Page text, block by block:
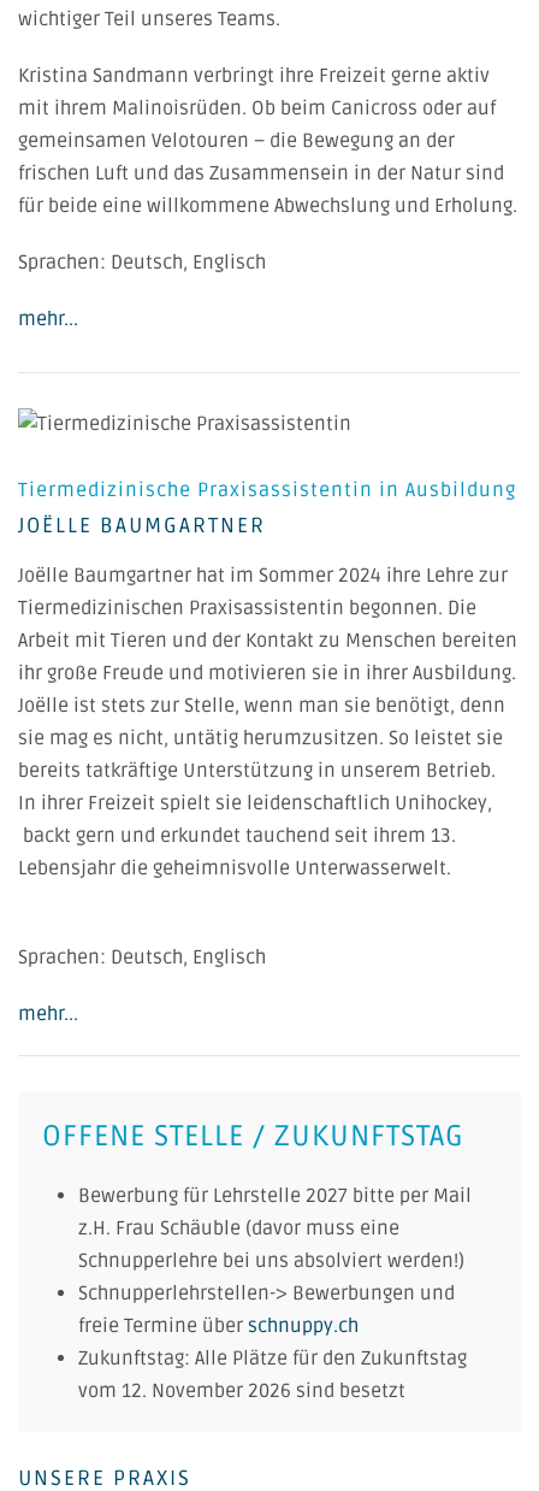
wichtiger Teil unseres Teams.
Kristina Sandmann verbringt ihre Freizeit gerne aktiv
mit ihrem Malinoisrüden. Ob beim Canicross oder auf
gemeinsamen Velotouren – die Bewegung an der
frischen Luft und das Zusammensein in der Natur sind
für beide eine willkommene Abwechslung und Erholung.
Sprachen: Deutsch, Englisch
mehr...
Tiermedizinische Praxisassistentin in Ausbildung
JOËLLE BAUMGARTNER
Joëlle Baumgartner hat im Sommer 2024 ihre Lehre zur
Tiermedizinischen Praxisassistentin begonnen. Die
Arbeit mit Tieren und der Kontakt zu Menschen bereiten
ihr große Freude und motivieren sie in ihrer Ausbildung.
Joëlle ist stets zur Stelle, wenn man sie benötigt, denn
sie mag es nicht, untätig herumzusitzen. So leistet sie
bereits tatkräftige Unterstützung in unserem Betrieb.
In ihrer Freizeit spielt sie leidenschaftlich Unihockey,
backt gern und erkundet tauchend seit ihrem 13.
Lebensjahr die geheimnisvolle Unterwasserwelt.
Sprachen: Deutsch, Englisch
mehr...
OFFENE STELLE / ZUKUNFTSTAG
Bewerbung für Lehrstelle 2027 bitte per Mail
z.H. Frau Schäuble (davor muss eine
Schnupperlehre bei uns absolviert werden!)
Schnupperlehrstellen-> Bewerbungen und
freie Termine über schnuppy.ch
Zukunftstag: Alle Plätze für den Zukunftstag
vom 12. November 2026 sind besetzt
UNSERE PRAXIS